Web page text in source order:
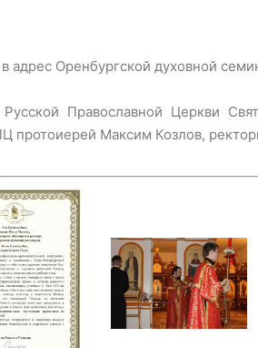
адрес Оренбургской духовной
Православной Церкви
протоиерей Максим Козлов,